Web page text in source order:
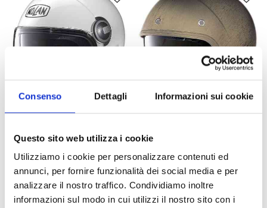
Consenso Dettagli Informazioni sui cookie
Questo sito web utilizza i cookie
Utilizziamo i cookie per personalizzare contenuti ed
annunci, per fornire funzionalità dei social media e per
analizzare il nostro traffico. Condividiamo inoltre
informazioni sul modo in cui utilizzi il nostro sito con i
-21%
S
NOLAN
€ 169,99
€ 134,99
-33%
S
NOLAN
€ 194,99